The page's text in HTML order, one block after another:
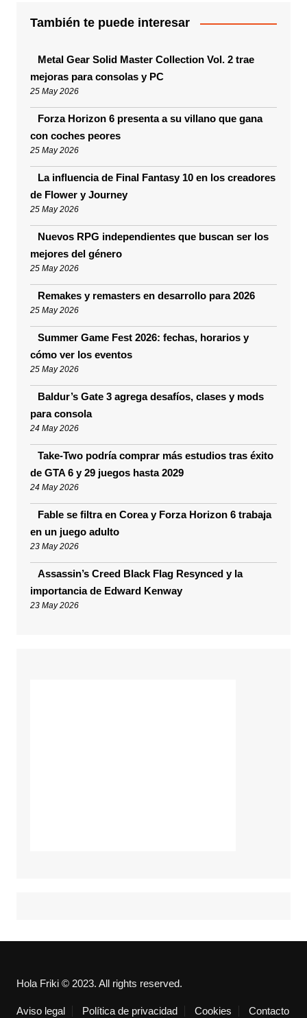
También te puede interesar
Metal Gear Solid Master Collection Vol. 2 trae
mejoras para consolas y PC
25 May 2026
Forza Horizon 6 presenta a su villano que gana
con coches peores
25 May 2026
La influencia de Final Fantasy 10 en los creadores
de Flower y Journey
25 May 2026
Nuevos RPG independientes que buscan ser los
mejores del género
25 May 2026
Remakes y remasters en desarrollo para 2026
25 May 2026
Summer Game Fest 2026: fechas, horarios y
cómo ver los eventos
25 May 2026
Baldur’s Gate 3 agrega desafíos, clases y mods
para consola
24 May 2026
Take-Two podría comprar más estudios tras éxito
de GTA 6 y 29 juegos hasta 2029
24 May 2026
Fable se filtra en Corea y Forza Horizon 6 trabaja
en un juego adulto
23 May 2026
Assassin’s Creed Black Flag Resynced y la
importancia de Edward Kenway
23 May 2026
Hola Friki © 2023. All rights reserved.
Aviso legal Política de privacidad Cookies Contacto